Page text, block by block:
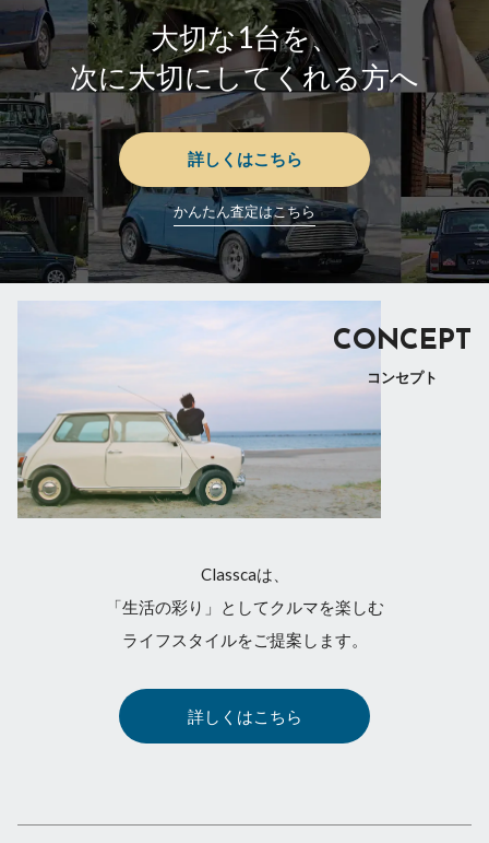
大切な1台を、
次に大切にしてくれる方へ
詳しくはこちら
かんたん査定はこちら
CONCEPT
コンセプト
Classcaは、
「生活の彩り」としてクルマを楽しむ
ライフスタイルをご提案します。
詳しくはこちら